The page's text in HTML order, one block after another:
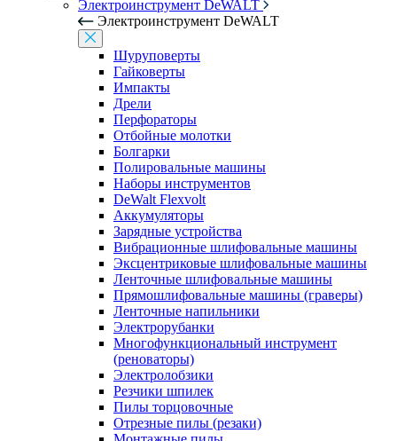
Электроинструмент DeWALT
Электроинструмент DeWALT
Шуруповерты
Гайковерты
Импакты
Дрели
Перфораторы
Отбойные молотки
Болгарки
Полировальные машины
Наборы инструментов
DeWalt Flexvolt
Аккумуляторы
Зарядные устройства
Вибрационные шлифовальные машины
Эксцентриковые шлифовальные машины
Ленточные шлифовальные машины
Прямошлифовальные машины (граверы)
Ленточные напильники
Электрорубанки
Многофункциональный инструмент
(реноваторы)
Электролобзики
Резчики шпилек
Пилы торцовочные
Отрезные пилы (резаки)